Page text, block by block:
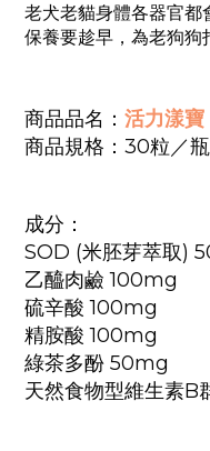
老犬老貓身體各器官都
保養要趁早，為老狗狗
商品品名： 活力漾寶
商品規格：30粒／
成分：
SOD (米胚芽萃取)
乙醯肉鹼 100mg
硫辛酸 100mg
精胺酸 100mg
綠茶多酚 50mg
天然食物型維生素B